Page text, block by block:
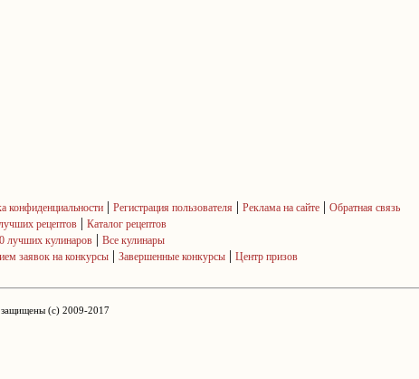
конфиденциальности| Регистрация пользователя | Реклама на сайте| Обратная связь
рецептов | Каталог рецептов
лучших кулинаров| Все кулинары
заявок на конкурсы | Завершенные конкурсы | Центр призов
защищены (c) 2009-2017